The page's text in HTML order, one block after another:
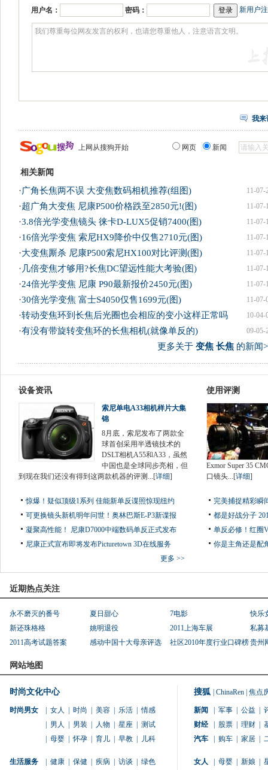
用户名： 密码： 新用户
我来
上网从搜狗开始 网页 新闻
相关新闻
11-07-
·广角长焦两不误 大变焦数码相机推荐(组图)
11-07-
·超广角大变焦 尼康P500价格跌至2850元!(图)
11-07-
·3.8倍光学变焦镜头 徕卡D-LUX5促销7400(图)
11-07-
·16倍光学变焦 索尼HX9降价中仅售2710元(图)
11-07-
·大变焦厮杀 尼康P500索尼HX100对比评测(图)
11-07-
· 几倍变焦才够用?长焦DC望远性能大考验(图)
11-07-
·24倍光学变焦 尼康 P90最新报价2450元(图)
11-07-
·30倍光学变焦 富士S4050仅售1699元(图)
10-04-
·转动变焦环到长焦后光圈也会相应的变小这样正常吗
09-05-
·有没有带旋转变焦环的长焦相机(就像单反的)
更多关于 变焦 长焦的新闻
设备资讯
索尼单电A33相机样片大集
锦
8月底，索尼发布了两款全
球首创采用半透镜技术的
DSLT相机A55和A33，虽然
中国也是全球同步亮相，但
到现在我们还没有得到这两款机器的评测...[详细]
惊爆！疑似顶级1系列 佳能新单反谍照惊现纽约
可更换镜头新机明年问世！奥林巴斯E-P3新谍报
凝聚高性能！ 尼康D7000中端数码单反正式发布
尼康正式宣布即将发布Picturetown 3D在线服务
更多 >>
使用评测
Exmor Super 35
口镜头...[详细]
完美捕捉精彩瞬
都是好战分子
单反必修！红圈
你是主角还是配
近期热点关注
永不磨灭的番号 夏日甜心 7电影
快乐
新还珠格格
姚明退役 2011上海车展
私募
2011高考试题答案
感动中国十大母亲评选 社区2010年度行业口碑榜贵州
网站地图
时尚文化中心
时尚男女 女人 时尚 美容 乐活
情感
男人 男装 人物 星座
测试
母婴 怀孕 育儿 早教 儿科
生活服务 健康 保健 疾病 访谈 绿色
搜狐 ChinaRen 焦点
新闻 军事 公益
财经
股票 理财
汽车
购车 家居
女人 母婴 新娘